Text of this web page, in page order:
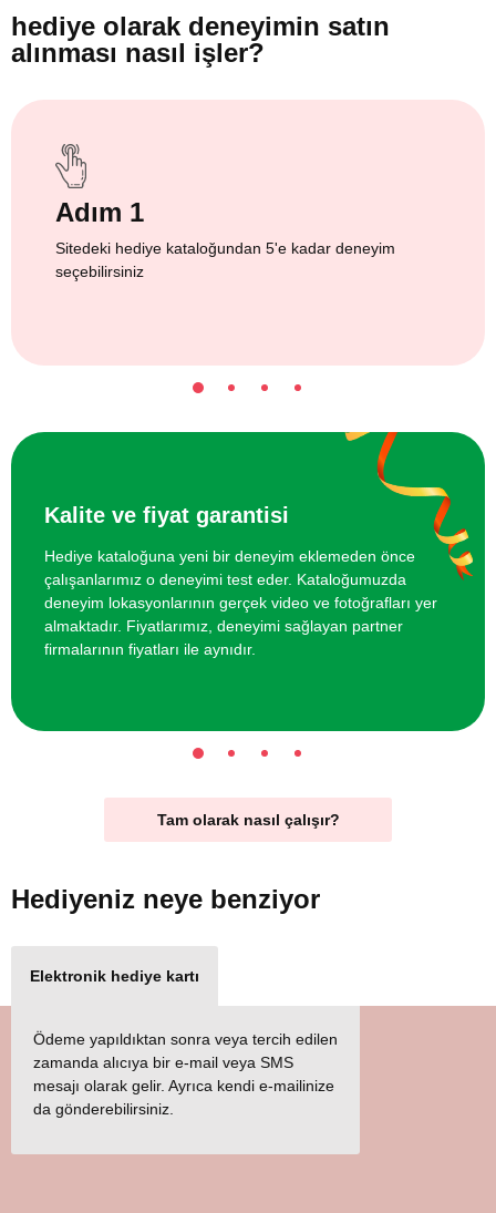
hediye olarak deneyimin satın
alınması nasıl işler?
Adım 1
Sitedeki hediye kataloğundan 5'e kadar deneyim
seçebilirsiniz
Kalite ve fiyat garantisi
Hediye kataloğuna yeni bir deneyim eklemeden önce
çalışanlarımız o deneyimi test eder. Kataloğumuzda
deneyim lokasyonlarının gerçek video ve fotoğrafları yer
almaktadır. Fiyatlarımız, deneyimi sağlayan partner
firmalarının fiyatları ile aynıdır.
Tam olarak nasıl çalışır?
Hediyeniz neye benziyor
Elektronik hediye kartı
Ödeme yapıldıktan sonra veya tercih edilen
zamanda alıcıya bir e-mail veya SMS
mesajı olarak gelir. Ayrıca kendi e-mailinize
da gönderebilirsiniz.